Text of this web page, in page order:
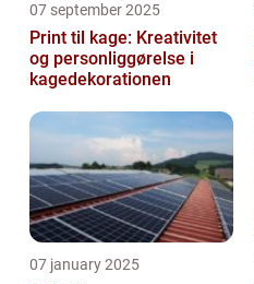
07 september 2025
Print til kage: Kreativitet
og personliggørelse i
kagedekorationen
07 january 2025